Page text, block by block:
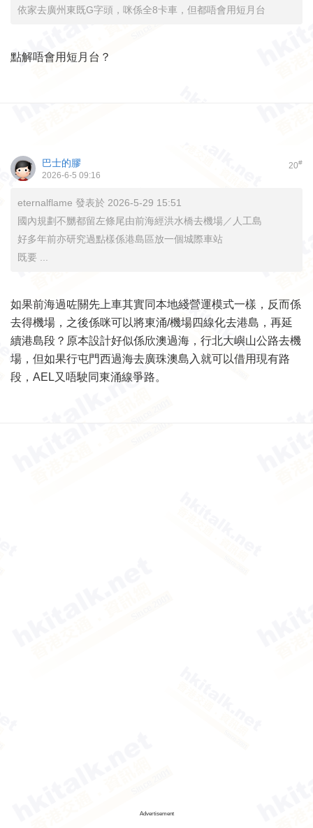
依家去廣州東既G字頭，咪係全8卡車，但都唔會用短月台
點解唔會用短月台？
20#
巴士的膠
2026-6-5 09:16
eternalflame 發表於 2026-5-29 15:51
國內規劃不嬲都留左條尾由前海經洪水橋去機場／人工島
好多年前亦研究過點樣係港島區放一個城際車站
既要 ...
如果前海過咗關先上車其實同本地綫營運模式一樣，反而係
去得機場，之後係咪可以將東涌/機場四線化去港島，再延
續港島段？原本設計好似係欣澳過海，行北大嶼山公路去機
場，但如果行屯門西過海去廣珠澳島入就可以借用現有路
段，AEL又唔駛同東涌線爭路。
Advertisement